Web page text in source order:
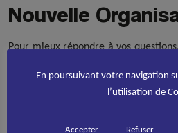
Nouvelle
Pour mieux répondre à vos
clairement identifiés et vous savez à
En poursuivant votre navigation
l’utilisation de
Accepter Refuser